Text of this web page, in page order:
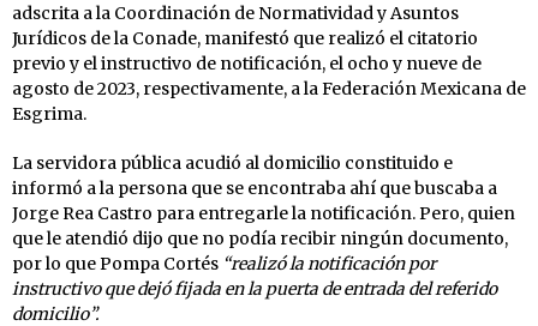
adscrita a la Coordinación de Normatividad y Asuntos
Jurídicos de la Conade, manifestó que realizó el citatorio
previo y el instructivo de notificación, el ocho y nueve de
agosto de 2023, respectivamente, a la Federación Mexicana de
Esgrima.
La servidora pública acudió al domicilio constituido e
informó a la persona que se encontraba ahí que buscaba a
Jorge Rea Castro para entregarle la notificación. Pero, quien
que le atendió dijo que no podía recibir ningún documento,
por lo que Pompa Cortés “realizó la notificación por
instructivo que dejó fijada en la puerta de entrada del referido
domicilio”.